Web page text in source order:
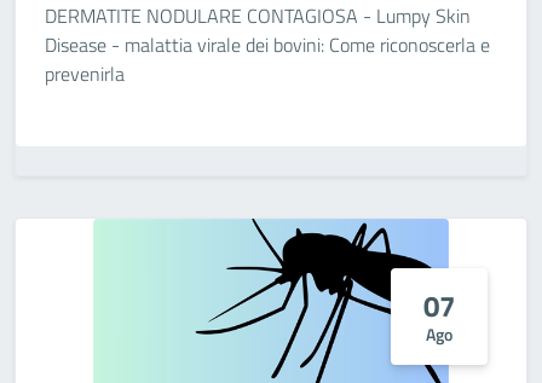
DERMATITE NODULARE CONTAGIOSA - Lumpy Skin
Disease - malattia virale dei bovini: Come riconoscerla e
prevenirla
07
Ago